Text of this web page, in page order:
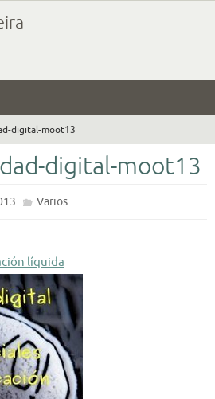
digital-moot13
digital-moot13
Varios
líquida